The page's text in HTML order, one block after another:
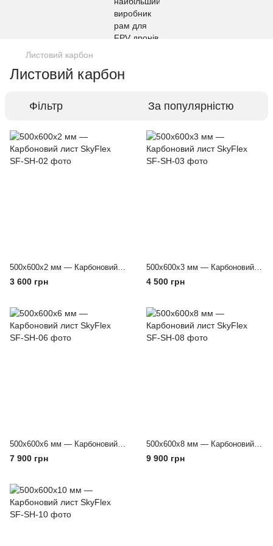
Листовий карбон
Листовий карбон
Фільтр За популярністю
500х600х2 мм — Карбоновий лист SkyFlex
3 600 грн
500х600х3 мм — Карбоновий лист SkyFlex
4 500 грн
500х600х6 мм — Карбоновий лист SkyFlex
7 900 грн
500х600х8 мм — Карбоновий лист SkyFlex
9 900 грн